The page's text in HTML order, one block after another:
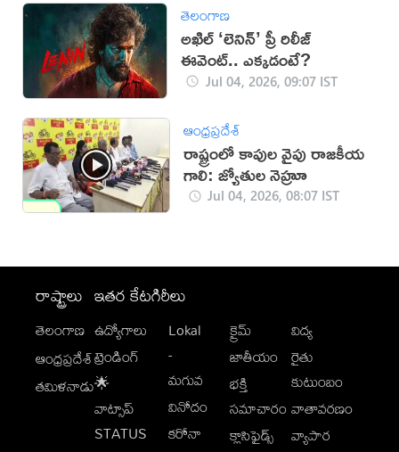
తెలంగాణ
అఖిల్ ‘లెనిన్’ ప్రీ రిలీజ్
ఈవెంట్.. ఎక్కడంటే?
Jul 04, 2026, 09:07 IST
ఆంధ్రప్రదేశ్
రాష్ట్రంలో కాపుల వైపు రాజకీయ
గాలి: జ్యోతుల నెహ్రూ
Jul 04, 2026, 08:07 IST
రాష్ట్రాలు
తెలంగాణ
ఆంధ్రప్రదేశ్
తమిళనాడు
ఇతర కేటగిరీలు
ఉద్యోగాలు
ట్రెండింగ్
🌟
వాట్సాప్
STATUS
Lokal
-
మగువ
వినోదం
కరోనా
క్రైమ్
జాతీయం
భక్తి
సమాచారం
క్లాసిఫైడ్స్
విద్య
రైతు
కుటుంబం
వాతావరణం
వ్యాపార